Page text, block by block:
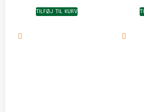
TILFØJ TIL KURV